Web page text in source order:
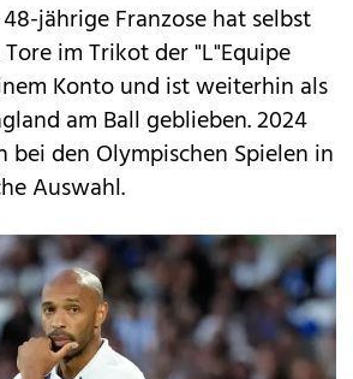
jährige Franzose hat selbst
Tore im Trikot der "L"Equipe
Konto und ist weiterhin als
am Ball geblieben. 2024
den Olympischen Spielen in
Auswahl.